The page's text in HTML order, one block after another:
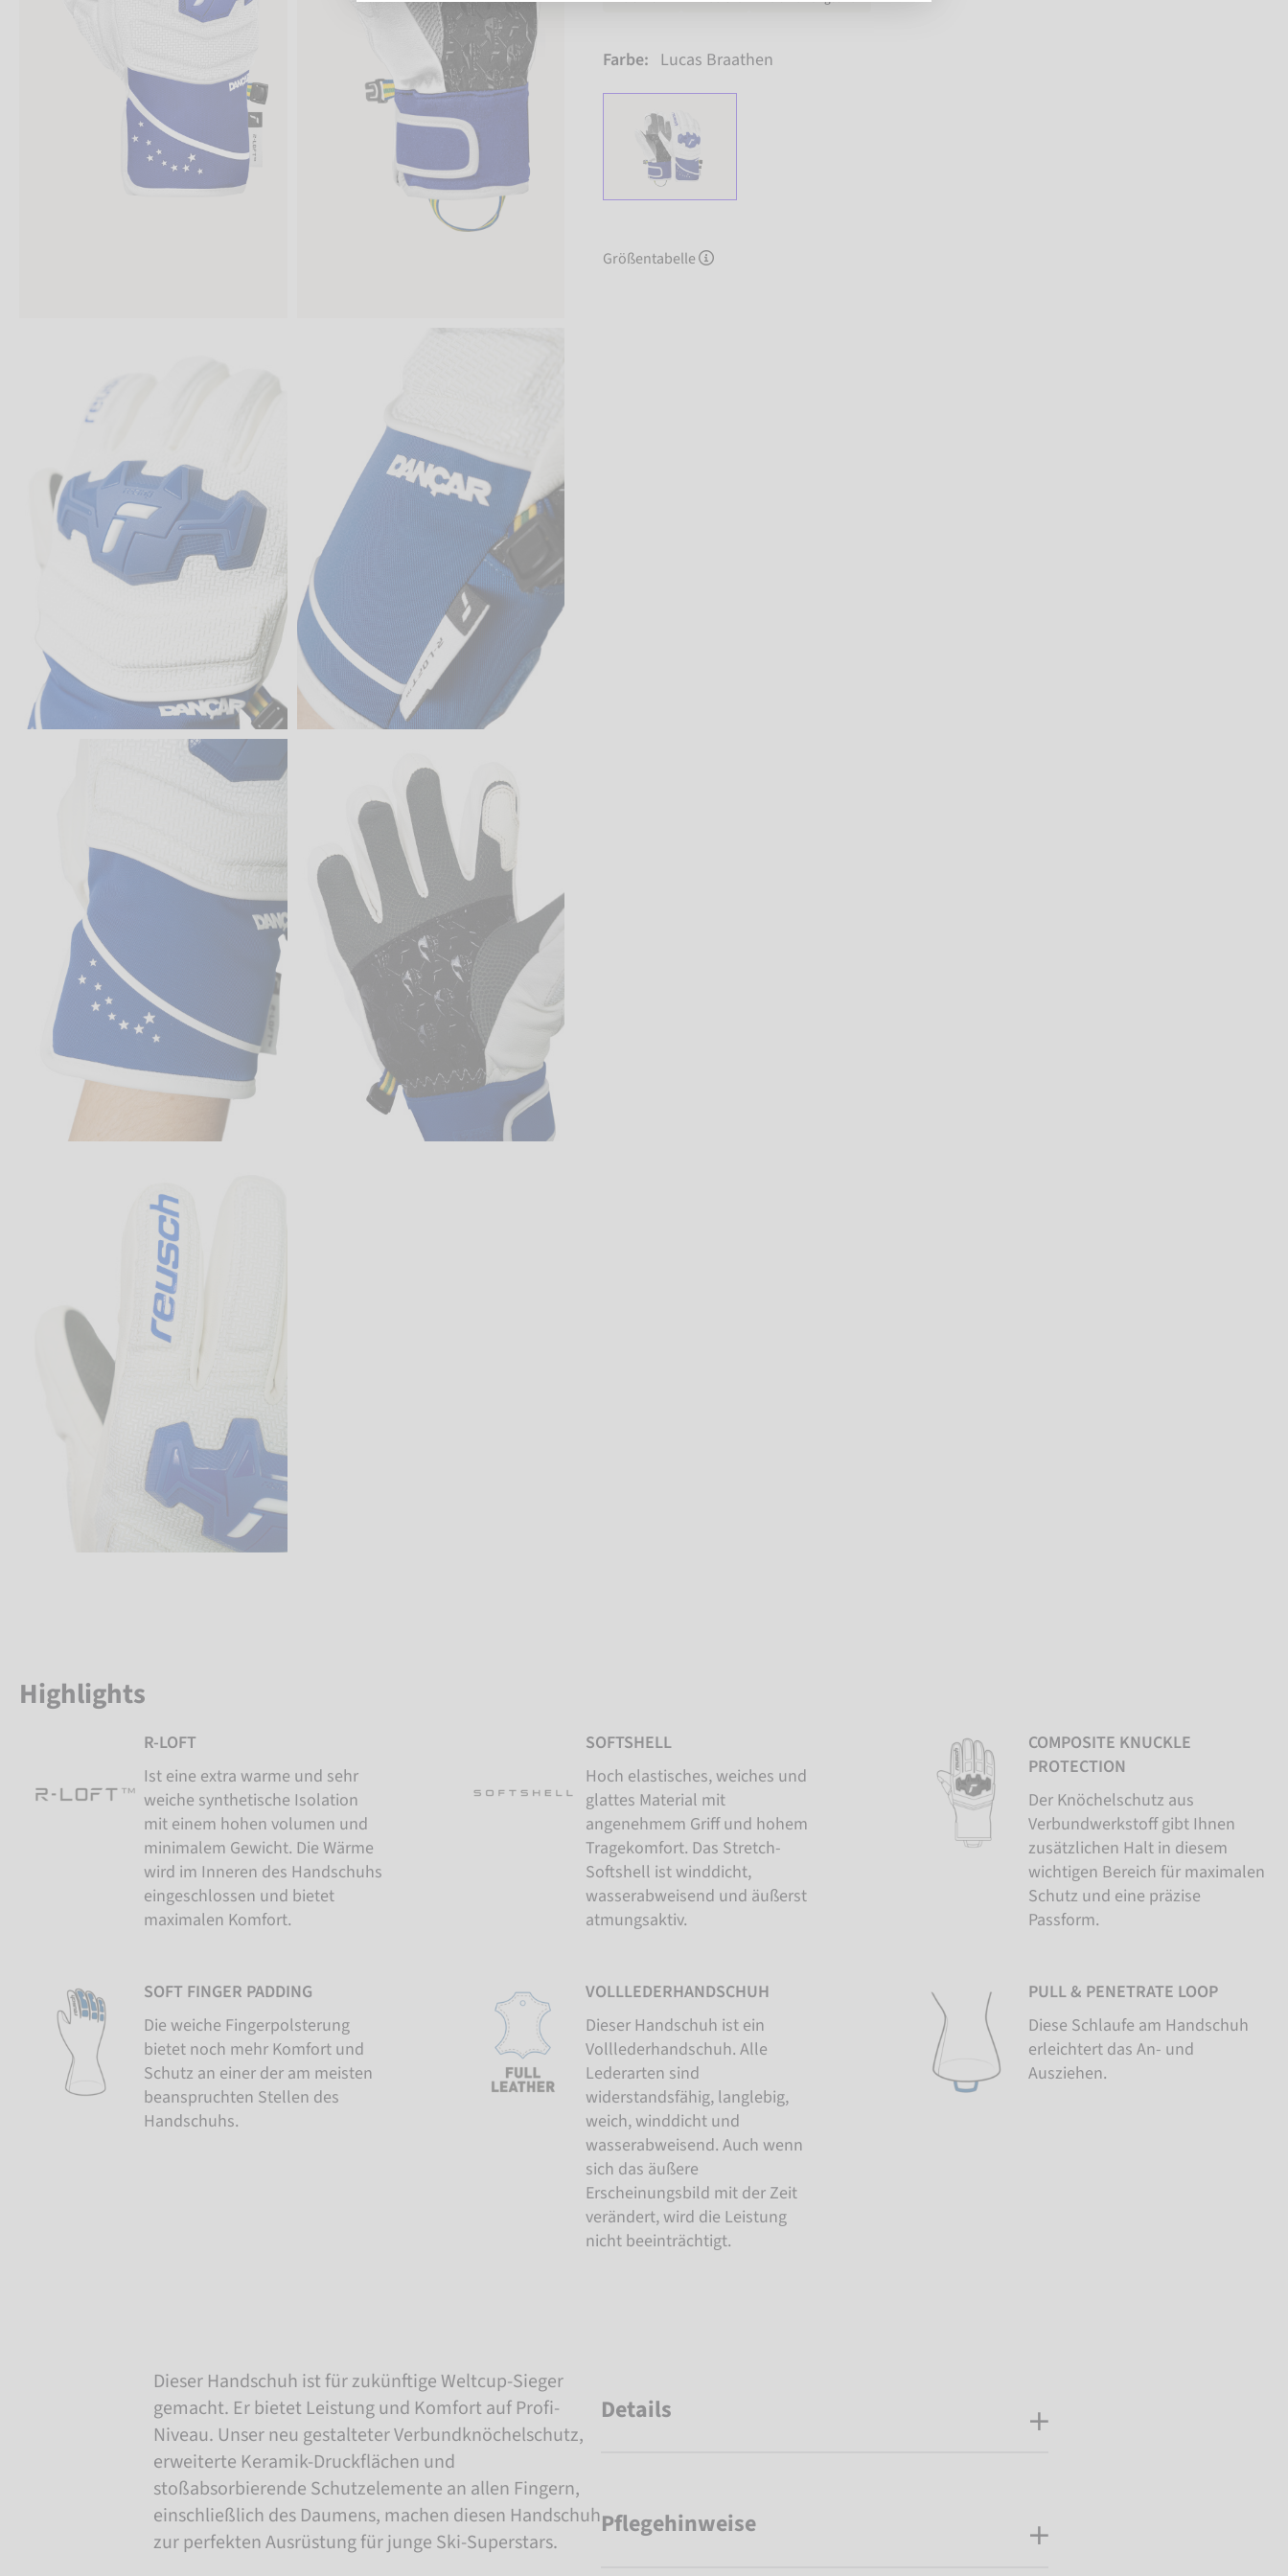
Farbe: Lucas Braathen
Größentabelle
Highlights
R-LOFT
Ist eine extra warme und sehr
weiche synthetische Isolation
mit einem hohen volumen und
minimalem Gewicht. Die Wärme
wird im Inneren des Handschuhs
eingeschlossen und bietet
maximalen Komfort.
SOFTSHELL
Hoch elastisches, weiches und
glattes Material mit
angenehmem Griff und hohem
Tragekomfort. Das Stretch-
Softshell ist winddicht,
wasserabweisend und äußerst
atmungsaktiv.
COMPOSITE KNUCKLE
PROTECTION
Der Knöchelschutz aus
Verbundwerkstoff gibt Ihnen
zusätzlichen Halt in diesem
wichtigen Bereich für maximalen
Schutz und eine präzise
Passform.
SOFT FINGER PADDING
Die weiche Fingerpolsterung
bietet noch mehr Komfort und
Schutz an einer der am meisten
beanspruchten Stellen des
Handschuhs.
VOLLLEDERHANDSCHUH
Dieser Handschuh ist ein
Volllederhandschuh. Alle
Lederarten sind
widerstandsfähig, langlebig,
weich, winddicht und
wasserabweisend. Auch wenn
sich das äußere
Erscheinungsbild mit der Zeit
verändert, wird die Leistung
nicht beeinträchtigt.
PULL & PENETRATE LOOP
Diese Schlaufe am Handschuh
erleichtert das An- und
Ausziehen.
Dieser Handschuh ist für zukünftige Weltcup-Sieger
gemacht. Er bietet Leistung und Komfort auf Profi-
Niveau. Unser neu gestalteter Verbundknöchelschutz,
erweiterte Keramik-Druckflächen und
stoßabsorbierende Schutzelemente an allen Fingern,
einschließlich des Daumens, machen diesen Handschuh
zur perfekten Ausrüstung für junge Ski-Superstars.
Details
Pflegehinweise